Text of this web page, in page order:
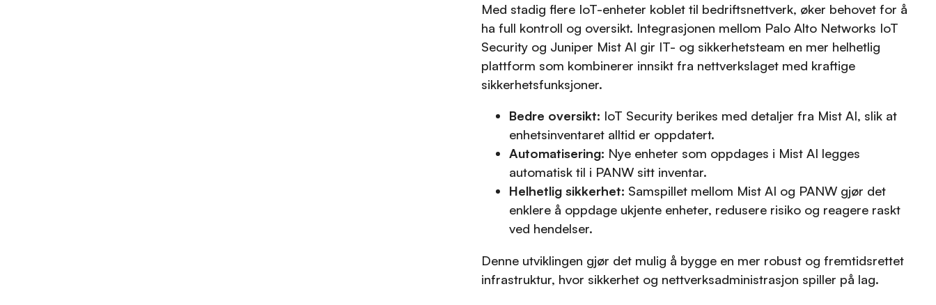
Med stadig flere IoT-enheter koblet til bedriftsnettverk, øker behovet for å
ha full kontroll og oversikt. Integrasjonen mellom Palo Alto Networks IoT
Security og Juniper Mist AI gir IT- og sikkerhetsteam en mer helhetlig
plattform som kombinerer innsikt fra nettverkslaget med kraftige
sikkerhetsfunksjoner.
Bedre oversikt: IoT Security berikes med detaljer fra Mist AI, slik at
enhetsinventaret alltid er oppdatert.
Automatisering: Nye enheter som oppdages i Mist AI legges
automatisk til i PANW sitt inventar.
Helhetlig sikkerhet: Samspillet mellom Mist AI og PANW gjør det
enklere å oppdage ukjente enheter, redusere risiko og reagere raskt
ved hendelser.
Denne utviklingen gjør det mulig å bygge en mer robust og fremtidsrettet
infrastruktur, hvor sikkerhet og nettverksadministrasjon spiller på lag.